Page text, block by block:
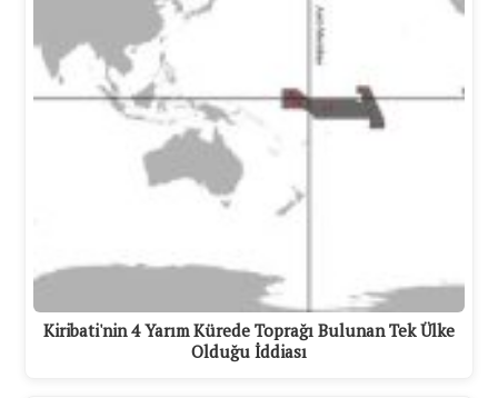
Kiribati'nin 4 Yarım Kürede Toprağı Bulunan Tek Ülke
Olduğu İddiası